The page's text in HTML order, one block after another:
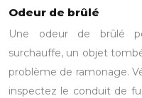
Odeur de brûlé
Une odeur de brûlé
surchauffe, un objet
problème de ramonage.
inspectez le conduit de